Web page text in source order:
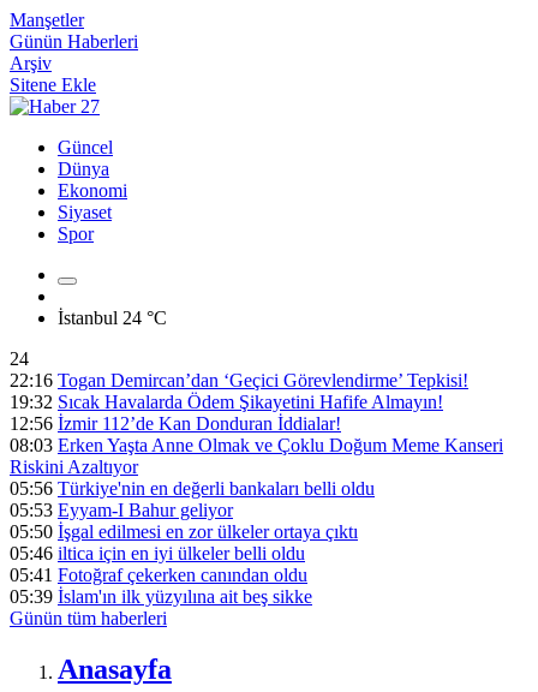
Manşetler
Günün Haberleri
Arşiv
Sitene Ekle
Güncel
Dünya
Ekonomi
Siyaset
Spor
İstanbul 24 °C
24
22:16 Togan Demircan’dan ‘Geçici Görevlendirme’ Tepkisi!
19:32 Sıcak Havalarda Ödem Şikayetini Hafife Almayın!
12:56 İzmir 112’de Kan Donduran İddialar!
08:03 Erken Yaşta Anne Olmak ve Çoklu Doğum Meme Kanseri
Riskini Azaltıyor
05:56 Türkiye'nin en değerli bankaları belli oldu
05:53 Eyyam-I Bahur geliyor
05:50 İşgal edilmesi en zor ülkeler ortaya çıktı
05:46 iltica için en iyi ülkeler belli oldu
05:41 Fotoğraf çekerken canından oldu
05:39 İslam'ın ilk yüzyılına ait beş sikke
Günün tüm haberleri
Anasayfa